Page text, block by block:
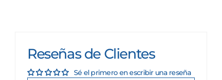
Reseñas de Clientes
Sé el primero en escribir una reseña